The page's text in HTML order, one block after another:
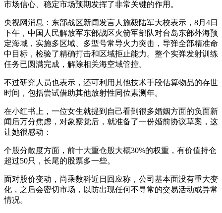
市场信心、稳定市场预期发挥了非常关键的作用。
央视网消息：东部战区新闻发言人施毅陆军大校表示，8月4日
下午，中国人民解放军东部战区火箭军部队对台岛东部外海预
定海域，实施多区域、多型号常导火力突击，导弹全部精准命
中目标，检验了精确打击和区域拒止能力。整个实弹发射训练
任务已圆满完成，解除相关海空域管控。
不过研究人员也表示，还可利用其他技术手段估算物品的存世
时间，包括尝试借助其他放射性同位素测年。
在小红书上，一位女生就提到自己看到很多婚姻方面的负面新
闻后万分焦虑，对象察觉后，就准备了一份婚前协议草案，这
让她很感动：
个股分散度方面，前十大重仓股大概30%的权重，有价值持仓
超过50只，长尾的股票多一些。
面对股价变动，尚乘数科近日回应称，公司基本面没有重大变
化，之后会密切市场，以防出现任何不寻常的交易活动或异常
情况。